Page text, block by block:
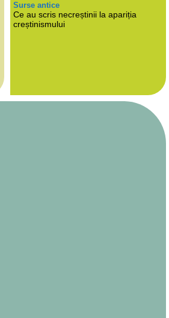
Surse antice
Ce au scris necreștinii la apariția
creștinismului